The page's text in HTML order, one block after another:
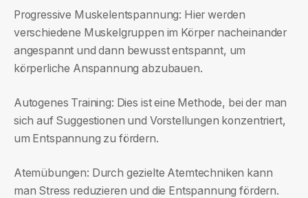
Progressive Muskelentspannung: Hier werden
verschiedene Muskelgruppen im Körper nacheinander
angespannt und dann bewusst entspannt, um
körperliche Anspannung abzubauen.
Autogenes Training: Dies ist eine Methode, bei der man
sich auf Suggestionen und Vorstellungen konzentriert,
um Entspannung zu fördern.
Atemübungen: Durch gezielte Atemtechniken kann
man Stress reduzieren und die Entspannung fördern.